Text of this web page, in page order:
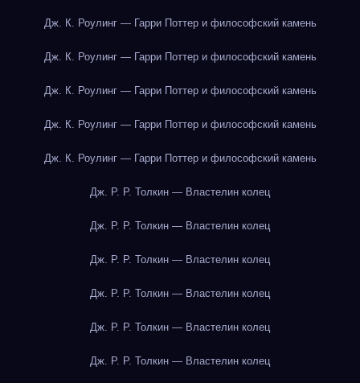
Дж. К. Роулинг — Гарри Поттер и философский камень
Дж. К. Роулинг — Гарри Поттер и философский камень
Дж. К. Роулинг — Гарри Поттер и философский камень
Дж. К. Роулинг — Гарри Поттер и философский камень
Дж. К. Роулинг — Гарри Поттер и философский камень
Дж. Р. Р. Толкин — Властелин колец
Дж. Р. Р. Толкин — Властелин колец
Дж. Р. Р. Толкин — Властелин колец
Дж. Р. Р. Толкин — Властелин колец
Дж. Р. Р. Толкин — Властелин колец
Дж. Р. Р. Толкин — Властелин колец